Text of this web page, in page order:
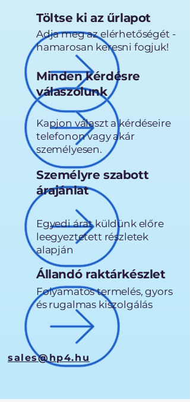
Töltse ki az űrlapot
Adja meg az elérhetőségét -
hamarosan keresni fogjuk!
Minden kérdésre
válaszolunk
Kapjon választ a kérdéseire
telefonon vagy akár
személyesen.
Személyre szabott
árajánlat
Egyedi árat küldünk előre
leegyeztetett részletek
alapján
Állandó raktárkészlet
Folyamatos termelés, gyors
és rugalmas kiszolgálás
sales@hp4.hu